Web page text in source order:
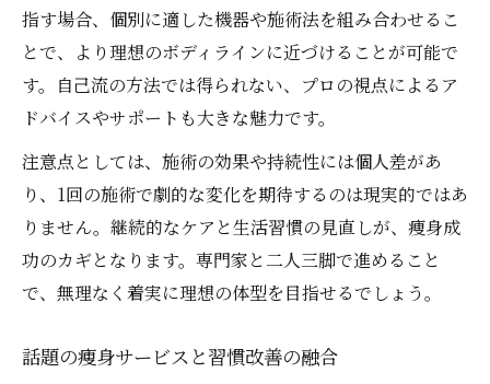
指す場合、個別に適した機器や施術法を組み合わせるこ
とで、より理想のボディラインに近づけることが可能で
す。自己流の方法では得られない、プロの視点によるア
ドバイスやサポートも大きな魅力です。
注意点としては、施術の効果や持続性には個人差があ
り、1回の施術で劇的な変化を期待するのは現実的ではあ
りません。継続的なケアと生活習慣の見直しが、痩身成
功のカギとなります。専門家と二人三脚で進めること
で、無理なく着実に理想の体型を目指せるでしょう。
話題の痩身サービスと習慣改善の融合